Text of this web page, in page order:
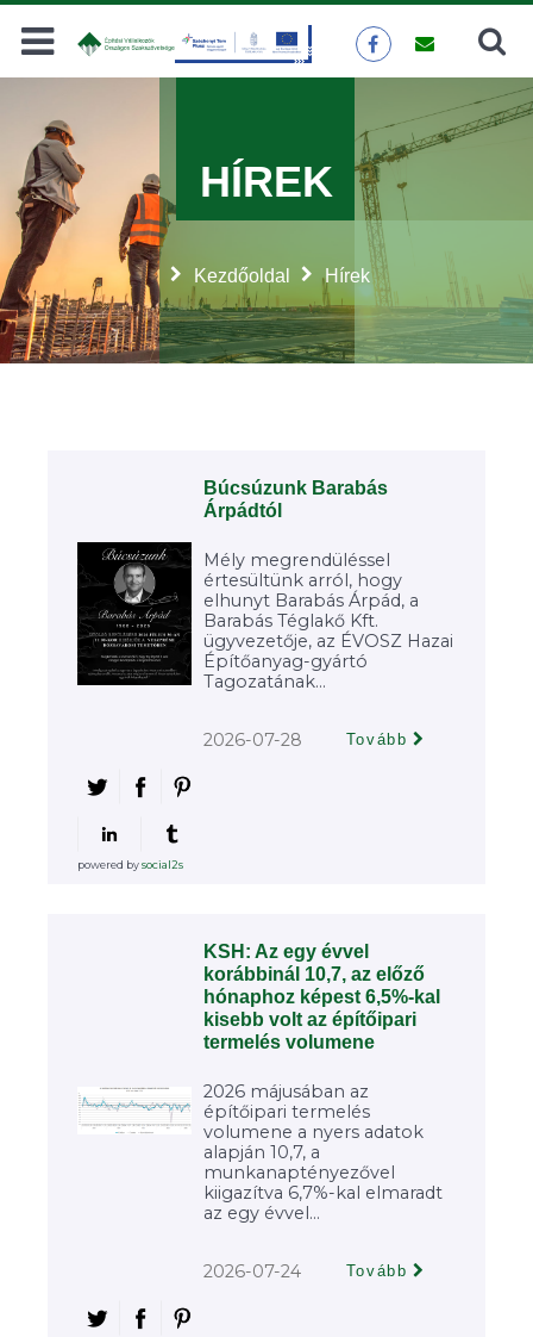
Keresés
Kezdőoldal Hírek
HÍREK
Búcsúzunk Barabás
Árpádtól
Mély megrendüléssel
értesültünk arról, hogy
elhunyt Barabás Árpád, a
Barabás Téglakő Kft.
ügyvezetője, az ÉVOSZ Hazai
Építőanyag-gyártó
Tagozatának...
2026-07-28 Tovább
powered bysocial2s
KSH: Az egy évvel
korábbinál 10,7, az előző
hónaphoz képest 6,5%-kal
kisebb volt az építőipari
termelés volumene
2026 májusában az
építőipari termelés
volumene a nyers adatok
alapján 10,7, a
munkanaptényezővel
kiigazítva 6,7%-kal elmaradt
az egy évvel...
2026-07-24 Tovább